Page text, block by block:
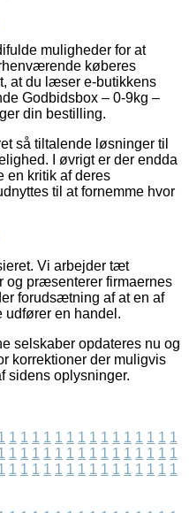
muligheder for at
køberes
at du læser e-butikkens
Godbidsbox – 0-9kg –
din bestilling.
så tiltalende løsninger til
I øvrigt er der endda
en kritik af deres
til at fornemme hvor
Vi arbejder tæt
og præsenterer firmaernes
forudsætning af at en af
udfører en handel.
selskaber opdateres nu og
korrektioner der muligvis
sidens oplysninger.
1 1 1 1 1 1 1 1 1 1 1 1 1 1 1
1 1 1 1 1 1 1 1 1 1 1 1 1 1 1
1 1 1 1 1 1 1 1 1 1 1 1 1 1 1